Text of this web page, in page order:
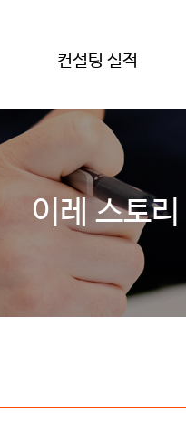
컨설팅 실적
이레 스토리